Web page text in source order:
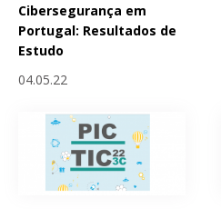
Cibersegurança em
Portugal: Resultados de
Estudo
04.05.22